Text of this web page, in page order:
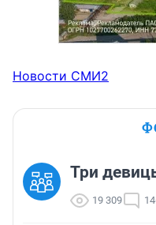
Новости СМИ2
Три
19 309